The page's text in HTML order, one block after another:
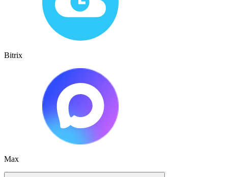
Bitrix
Max